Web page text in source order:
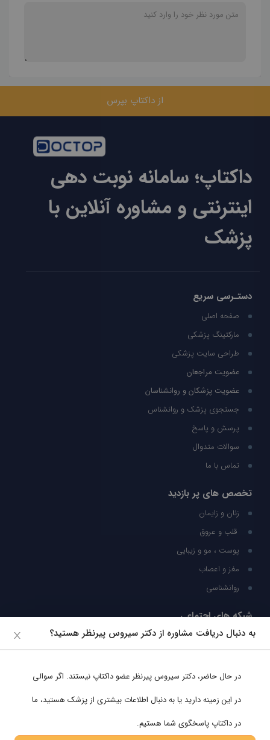
از داکتاپ بپرس
داکتاپ؛ سامانه نوبت دهی
اینترنتی و مشاوره آنلاین با
پزشک
دستـرسی سریع
صفحه اصلی
مارکتینگ پزشکی
طراحی سایت پزشکی
عضویت مراجعان
عضویت پزشکان و روانشناسان
جستجوی پزشک و روانشناس
پرسش و پاسخ
سوالات متدوال
تماس با ما
تخصص های پر بازدید
زنان و زایمان
قلب و عروق
پوست ، مو و زیبایی
مغز و اعصاب
روانشناسی
شبکه های اجتماعی
ما را در شبکه های اجتماعی دنبال کنید
به دنبال دریافت مشاوره از دکتر سیروس پیرنظر هستید؟
در حال حاضر، دکتر سیروس پیرنظر عضو داکتاپ نیستند. اگر سوالی
در این زمینه دارید یا به دنبال اطلاعات بیشتری از پزشک هستید، ما
در داکتاپ پاسخگوی شما هستیم.